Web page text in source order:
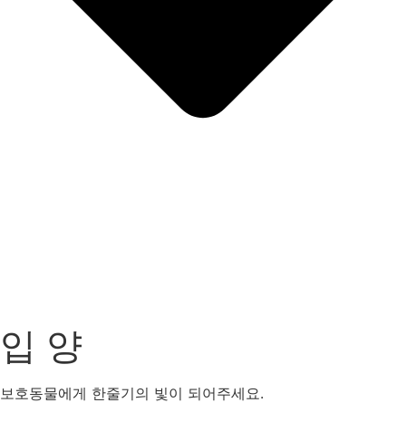
입 양
보호동물에게 한줄기의 빛이 되어주세요.